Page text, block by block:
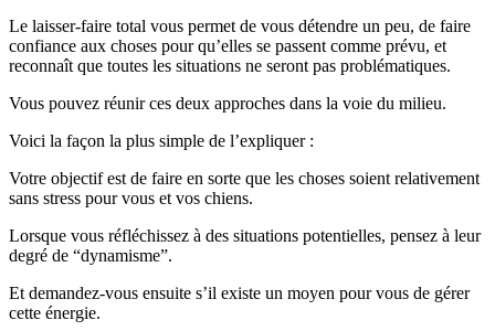
Le laisser-faire total vous permet de vous détendre un peu, de faire
confiance aux choses pour qu’elles se passent comme prévu, et
reconnaît que toutes les situations ne seront pas problématiques.
Vous pouvez réunir ces deux approches dans la voie du milieu.
Voici la façon la plus simple de l’expliquer :
Votre objectif est de faire en sorte que les choses soient relativement
sans stress pour vous et vos chiens.
Lorsque vous réfléchissez à des situations potentielles, pensez à leur
degré de “dynamisme”.
Et demandez-vous ensuite s’il existe un moyen pour vous de gérer
cette énergie.